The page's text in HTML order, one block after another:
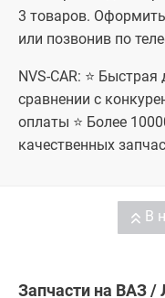
3 товаров.
или позвонив по
NVS-CAR: ⭐
сравнении с
оплаты ⭐ Более
качественных
В
Запчасти на ВАЗ /